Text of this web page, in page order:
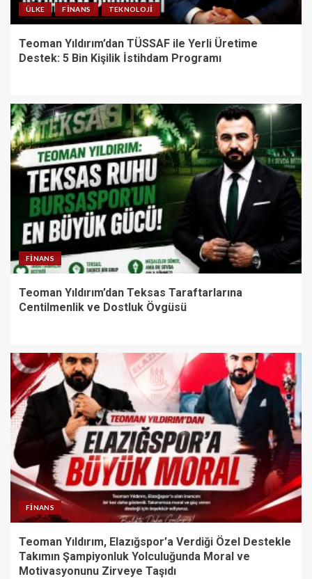
ÜLKE FINANS TEKNOLOJI
Teoman Yıldırım’dan TÜSSAF ile Yerli Üretime
Destek: 5 Bin Kişilik İstihdam Programı
FINANS
Teoman Yıldırım’dan Teksas Taraftarlarına
Centilmenlik ve Dostluk Övgüsü
FINANS
Teoman Yıldırım, Elazığspor’a Verdiği Özel Destekle
Takımın Şampiyonluk Yolculuğunda Moral ve
Motivasyonunu Zirveye Taşıdı